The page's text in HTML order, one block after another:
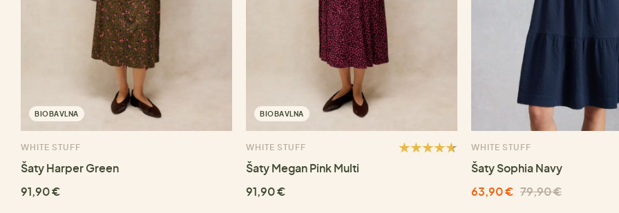
BIOBAVLNA
WHITE STUFF
Šaty Harper Green
91,90 €
BIOBAVLNA
WHITE STUFF
Šaty Megan Pink Multi
91,90 €
WHITE STUFF
Šaty Sophia Navy
63,90 € 79,90 €